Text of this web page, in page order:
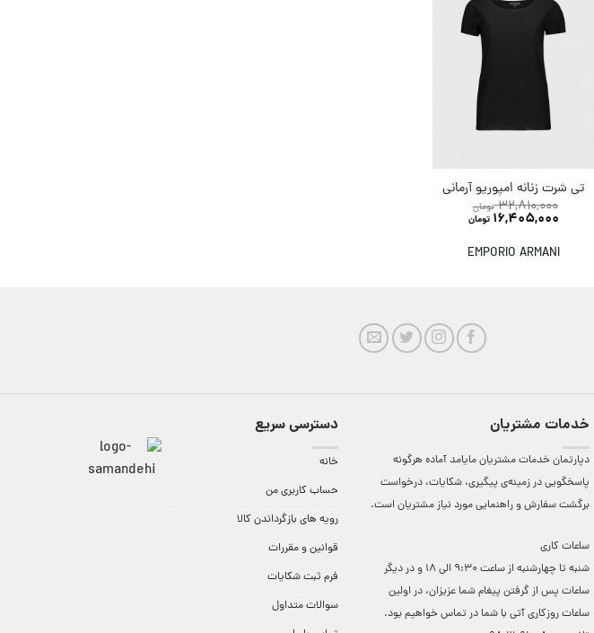
تی شرت زنانه امپوریو آرمانی
32,810,000 تومان
16,405,000 تومان
EMPORIO ARMANI
خدمات مشتریان
دپارتمان خدمات مشتریان مایامد آماده هرگونه
پاسخگویی در زمینه‌ی پیگیری، شکایات، درخواست
برگشت سفارش و راهنمایی مورد نیاز مشتریان است.
ساعات کاری
شنبه تا چهارشنبه از ساعت 9:30 الی 18 و در دیگر
ساعات ‌پس از گرفتن پیغام شما عزیزان، در اولین
ساعات روزکاری آتی با شما در تماس خواهیم بود.
دسترسی سریع
خانه
حساب کاربری من
رویه های بازگرداندن کالا
قوانین و مقررات
فرم ثبت شکایات
سوالات متداول